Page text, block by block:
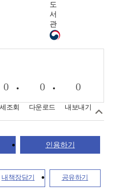
도
서
관
0
조회
0
다운로드
0
내보내기
인용하기
내책장담기 공유하기